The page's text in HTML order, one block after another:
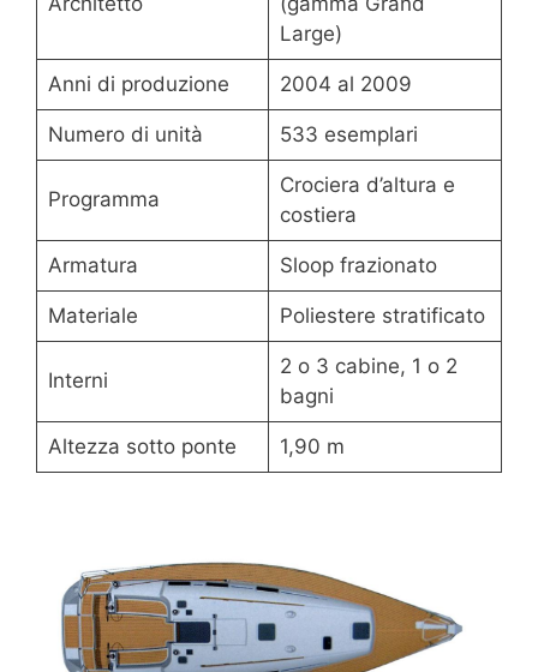
Large)
Anni di produzione 2004 al 2009
Numero di unità 533 esemplari
Programma
Crociera d’altura e
costiera
Armatura Sloop frazionato
Materiale Poliestere stratificato
Interni
2 o 3 cabine, 1 o 2
bagni
Altezza sotto ponte 1,90 m